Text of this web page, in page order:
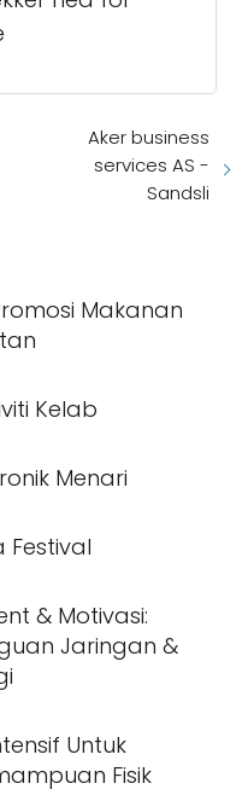
Aker business
services AS -
Sandsli
Makanan
Kelab
Menari
Festival
& Motivasi:
Jaringan &
Untuk
Fisik